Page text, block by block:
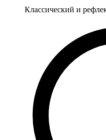
Классический и